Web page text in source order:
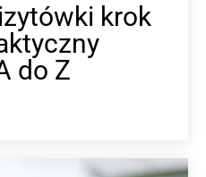
krok
do Z